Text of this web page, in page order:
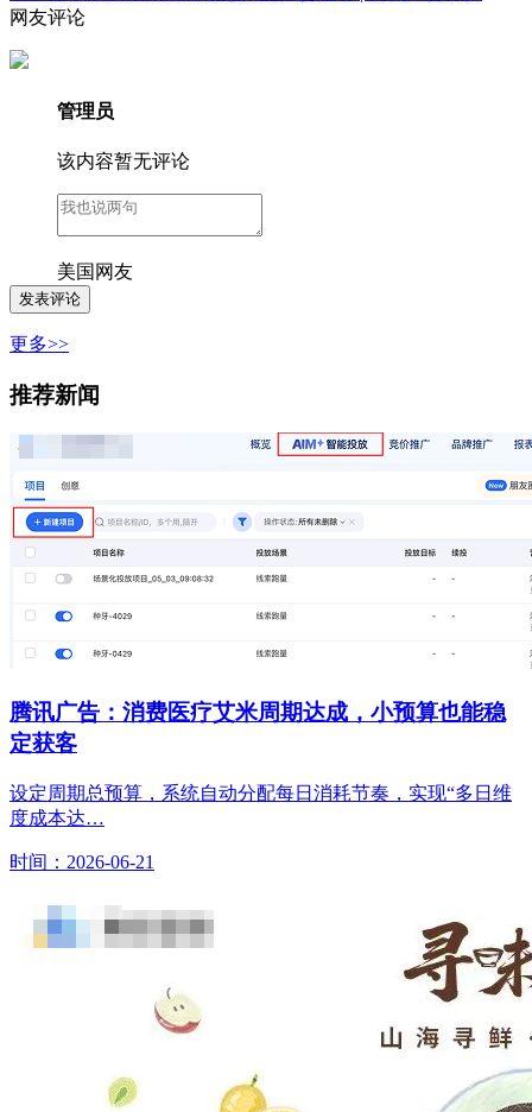
网友评论
管理员
该内容暂无评论
美国网友
更多>>
推荐新闻
腾讯广告：消费医疗艾米周期达成，小预算也能稳
定获客
设定周期总预算，系统自动分配每日消耗节奏，实现“多日维
度成本达…
时间：2026-06-21